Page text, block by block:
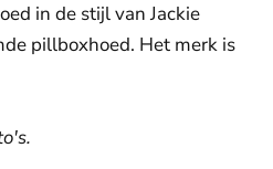
in de stijl van Jackie
pillboxhoed. Het merk is